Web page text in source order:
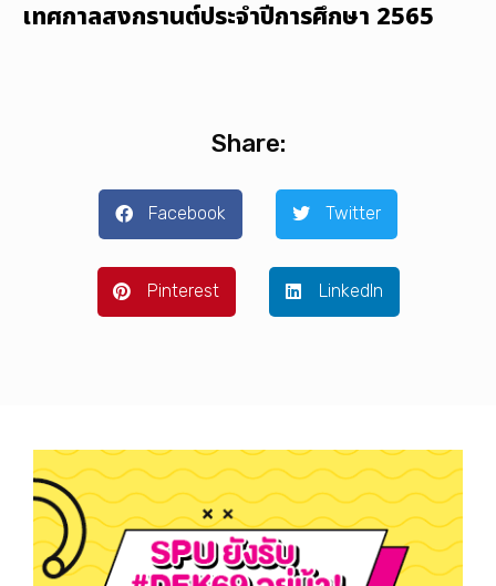
เทศกาล​สงกรานต์​ประจำปีการศึกษา​ 2565
Share:
Facebook Twitter
Pinterest LinkedIn